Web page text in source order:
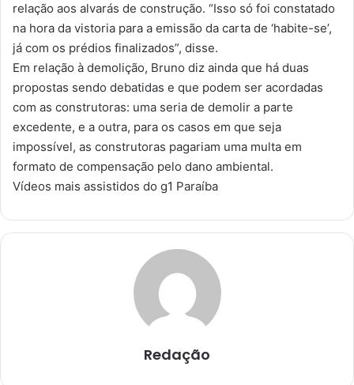
relação aos alvarás de construção. “Isso só foi constatado
na hora da vistoria para a emissão da carta de ‘habite-se’,
já com os prédios finalizados”, disse.
Em relação à demolição, Bruno diz ainda que há duas
propostas sendo debatidas e que podem ser acordadas
com as construtoras: uma seria de demolir a parte
excedente, e a outra, para os casos em que seja
impossível, as construtoras pagariam uma multa em
formato de compensação pelo dano ambiental.
Vídeos mais assistidos do g1 Paraíba
Redação